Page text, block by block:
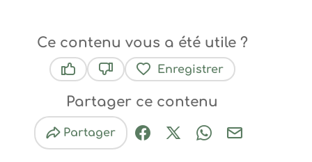
Ce contenu vous a été utile ?
Enregistrer
Partager ce contenu
Partager
Partager sur Facebook
Partager sur X / Twitter
Partager sur
Partager par